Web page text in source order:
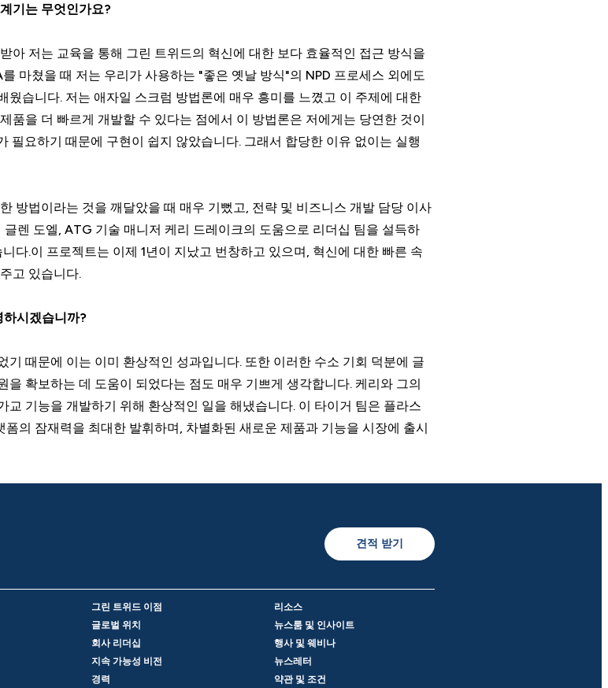
기는 무엇인가요?
아 저는 교육을 통해 그린 트위드의 혁신에 대한 보다 효율적인 접근 방식을
마쳤을 때 저는 우리가 사용하는 "좋은 옛날 방식"의 NPD 프로세스 외에도
웠습니다. 저는 애자일 스크럼 방법론에 매우 흥미를 느꼈고 이 주제에 대한
품을 더 빠르게 개발할 수 있다는 점에서 이 방법론은 저에게는 당연한 것이
필요하기 때문에 구현이 쉽지 않았습니다. 그래서 합당한 이유 없이는 실행
방법이라는 것을 깨달았을 때 매우 기뻤고, 전략 및 비즈니스 개발 담당 이사
렌 도엘, ATG 기술 매니저 케리 드레이크의 도움으로 리더십 팀을 설득하
다.이 프로젝트는 이제 1년이 지났고 번창하고 있으며, 혁신에 대한 빠른 속
고 있습니다.
하시겠습니까?
때문에 이는 이미 환상적인 성과입니다. 또한 이러한 수소 기회 덕분에 글
확보하는 데 도움이 되었다는 점도 매우 기쁘게 생각합니다. 케리와 그의
기능을 개발하기 위해 환상적인 일을 해냈습니다. 이 타이거 팀은 플라스
의 잠재력을 최대한 발휘하며, 차별화된 새로운 제품과 기능을 시장에 출시
견적 받기
그린 트위드 이점
글로벌 위치
회사 리더십
지속 가능성 비전
경력
리소스
뉴스룸 및 인사이트
행사 및 웨비나
뉴스레터
약관 및 조건